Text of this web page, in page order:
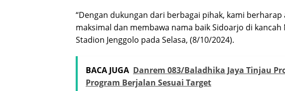
“Dengan dukungan dari berbagai pihak, kami
maksimal dan membawa nama baik Sidoarjo di kancah
Stadion Jenggolo pada Selasa, (8/10/2024).
BACA JUGA Danrem 083/Baladhika Jaya Tinjau
Program Berjalan Sesuai Target